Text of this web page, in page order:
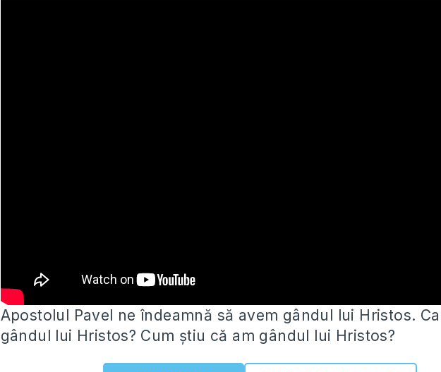
Apostolul Pavel ne îndeamnă să avem gândul lui Hristos.
gândul lui Hristos? Cum știu că am gândul
lui Hristos?